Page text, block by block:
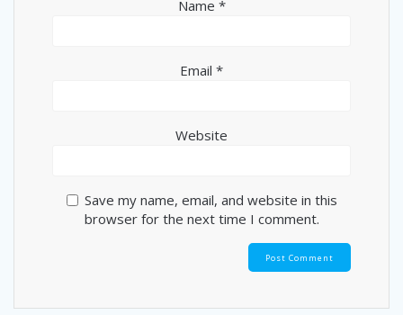
Name *
Email *
Website
Save my name, email, and website in this
browser for the next time I comment.